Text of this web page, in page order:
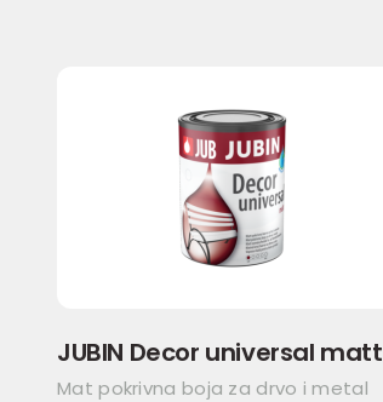
JUBIN Decor universal matt
Mat pokrivna boja za drvo i metal